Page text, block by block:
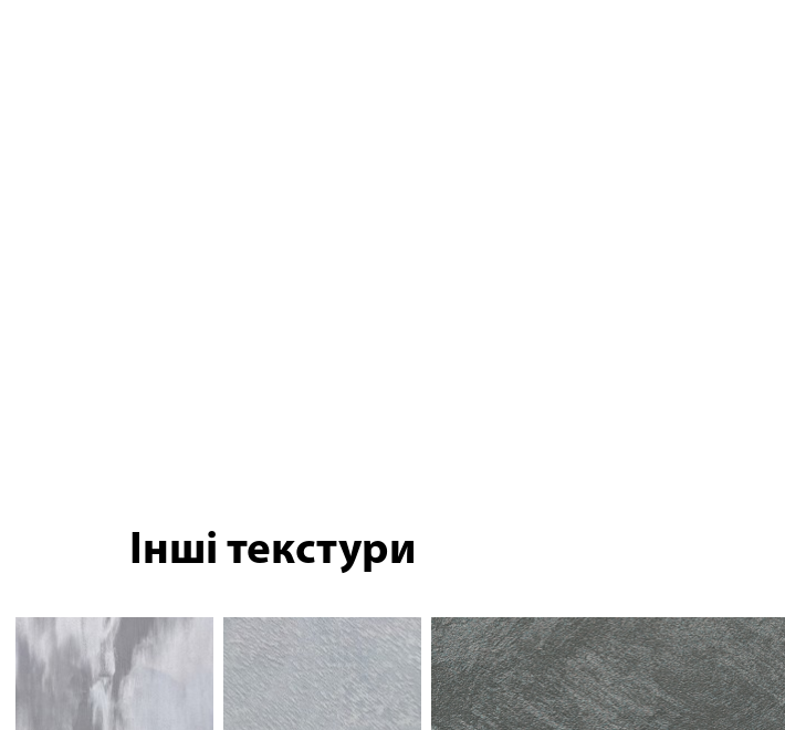
Інші текстури